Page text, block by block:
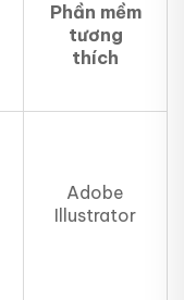
Phần mềm
tương
thích
Adobe
Illustrator